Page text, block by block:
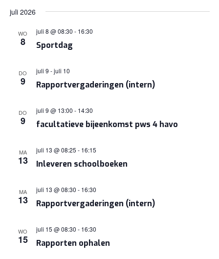
een
datum.
juli 2026
WO
8 Sportdag
juli 8 @ 08:30 - 16:30
DO
9 Rapportvergaderingen (intern)
juli 9 -juli 10
DO
9 facultatieve bijeenkomst pws 4 havo
juli 9 @ 13:00 - 14:30
MA
13 Inleveren schoolboeken
juli 13 @ 08:25 - 16:15
MA
13 Rapportvergaderingen (intern)
juli 13 @ 08:30 - 16:30
WO
15 Rapporten ophalen
juli 15 @ 08:30 - 16:30